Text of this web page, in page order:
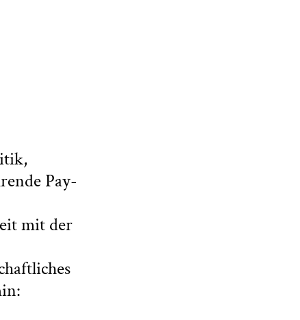
Pay-
mit der